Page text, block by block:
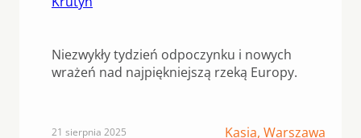
Niezwykły tydzień odpoczynku i nowych
wrażeń nad najpiękniejszą rzeką Europy.
21 sierpnia 2025 Kasia, Warszawa